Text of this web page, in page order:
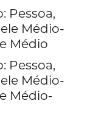
Pessoa,
Médio-
Médio
Pessoa,
Médio-
Médio-